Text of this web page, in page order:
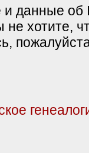
и данные об
не хотите,